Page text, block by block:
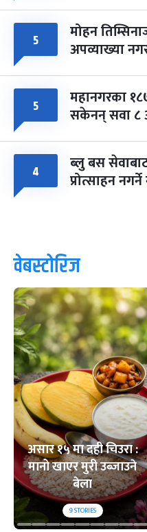
५ मोहन
अपव्याख्या
५ महानगरका
सकेनन् सवा ८
४ ब्लु बस
प्रोत्साहन
वेबस्टोरिज
असार १५ मा दही चिउरा :
मानो खाएर मुरी उब्जाउने
बेला
9STORIES